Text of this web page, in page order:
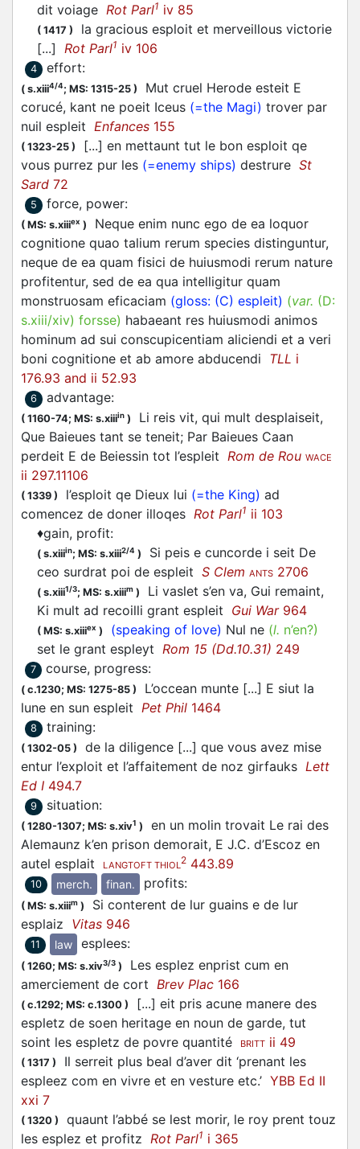
dit voiage Rot Parl1 iv 85
( 1417 )
la gracious esploit et merveillous victorie
[...] Rot Parl1 iv 106
4 effort:
( s.xiii4/4; MS: 1315-25 )
Mut cruel Herode esteit E
corucé, kant ne poeit Iceus (=the Magi) trover par
nuil espleit Enfances 155
( 1323-25 )
[...] en mettaunt tut le bon esploit qe
vous purrez pur les (=enemy ships) destrure St
Sard 72
5 force, power:
( MS: s.xiiiex )
Neque enim nunc ego de ea loquor
cognitione quao talium rerum species distinguntur,
neque de ea quam fisici de huiusmodi rerum nature
profitentur, sed de ea qua intelligitur quam
monstruosam eficaciam (gloss: (C) espleit) (var. (D:
s.xiii/xiv) forsse) habaeant res huiusmodi animos
hominum ad sui conscupicentiam aliciendi et a veri
boni cognitione et ab amore abducendi TLL i
176.93 and ii 52.93
6 advantage:
( 1160-74; MS: s.xiiiin )
Li reis vit, qui mult desplaiseit,
Que Baieues tant se teneit; Par Baieues Caan
perdeit E de Beiessin tot l’espleit Rom de Rou WACE
ii 297.11106
( 1339 ) l’esploit qe Dieux lui (=the King) ad
comencez de doner illoqes Rot Parl1 ii 103
♦gain, profit:
( s.xiiiin; MS: s.xiii2/4 )
Si peis e cuncorde i seit De
ceo surdrat poi de espleit S Clem ANTS 2706
( s.xiii1/3; MS: s.xiiim )
Li vaslet s’en va, Gui remaint,
Ki mult ad recoilli grant espleit Gui War964
( MS: s.xiiiex ) (speaking of love) Nul ne (l. n’en?)
set le grant espleyt Rom 15 (Dd.10.31) 249
7 course, progress:
( c.1230; MS: 1275-85 )
L’occean munte [...] E siut la
lune en sun espleit Pet Phil 1464
8 training:
( 1302-05 )
de la diligence [...] que vous avez mise
entur l’exploit et l’affaitement de noz girfauks Lett
Ed I 494.7
9 situation:
( 1280-1307; MS: s.xiv1 )
en un molin trovait Le rai des
Alemaunz k’en prison demorait, E J.C. d’Escoz en
autel esplait
LANGTOFT THIOL2 443.89
10 merch. finan. profits:
( MS: s.xiiim )
Si conterent de lur guains e de lur
esplaiz Vitas 946
11 law esplees:
( 1260; MS: s.xiv3/3 )
Les esplez enprist cum en
amerciement de cort Brev Plac 166
( c.1292; MS: c.1300 )
[...] eit pris acune manere des
espletz de soen heritage en noun de garde, tut
soint les espletz de povre quantité
BRITT ii 49
( 1317 )
Il serreit plus beal d’aver dit ‘prenant les
espleez com en vivre et en vesture etc.’ YBB Ed II
xxi 7
( 1320 )
quaunt l’abbé se lest morir, le roy prent touz
les esplez et profitz Rot Parl1 i 365